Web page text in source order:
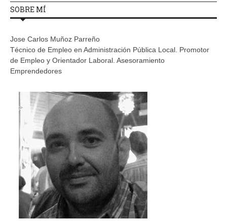
SOBRE MÍ
Jose Carlos Muñoz Parreño
Técnico de Empleo en Administración Pública Local. Promotor
de Empleo y Orientador Laboral. Asesoramiento
Emprendedores